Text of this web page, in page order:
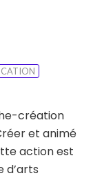
création
et animé
action est
d’arts